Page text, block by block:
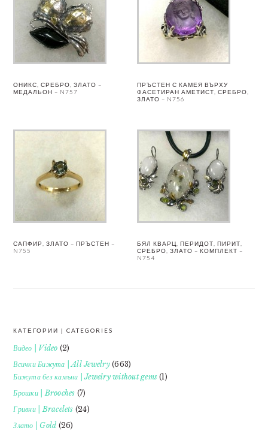
ОНИКС, СРЕБРО, ЗЛАТО –
МЕДАЛЬОН – N757
ПРЪСТЕН С КАМЕЯ ВЪРХУ
ФАСЕТИРАН АМЕТИСТ, СРЕБРО,
ЗЛАТО – N756
САПФИР, ЗЛАТО – ПРЪСТЕН –
N755
БЯЛ КВАРЦ, ПЕРИДОТ, ПИРИТ,
СРЕБРО, ЗЛАТО – КОМПЛЕКТ –
N754
FOOTER
КАТЕГОРИИ | CATEGORIES
Видео | Video (2)
Всички Бижута | All Jewelry(663)
Бижута без камъни | Jewelry without gems (1)
Брошки | Brooches (7)
Гривни | Bracelets (24)
Злато | Gold (26)